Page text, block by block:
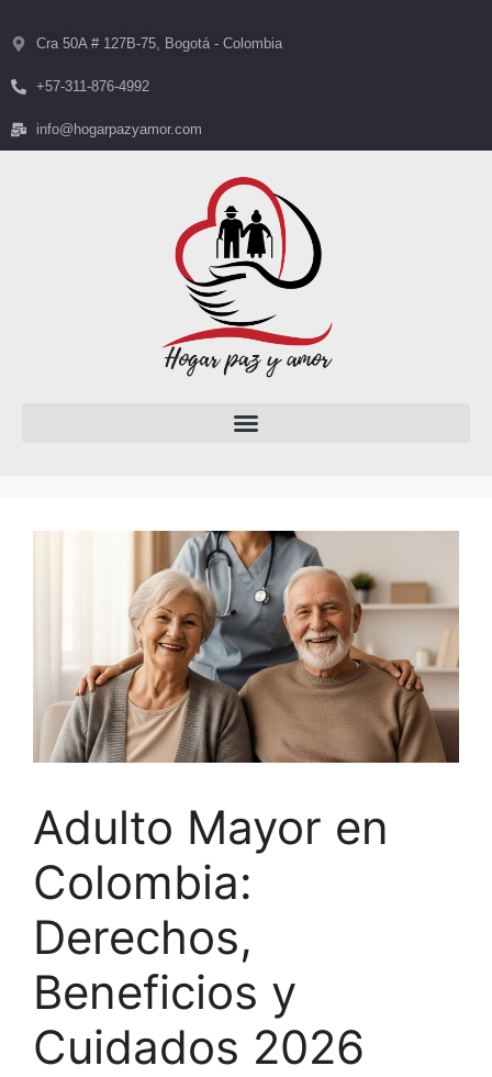
Cra 50A # 127B-75, Bogotá - Colombia
+57-311-876-4992
info@hogarpazyamor.com
Adulto Mayor en
Colombia:
Derechos,
Beneficios y
Cuidados 2026